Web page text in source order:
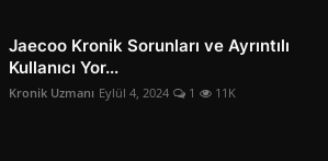
Jaecoo Kronik Sorunları ve Ayrıntılı
Kullanıcı Yor...
Kronik Uzmanı Eylül 4, 2024 1 11K